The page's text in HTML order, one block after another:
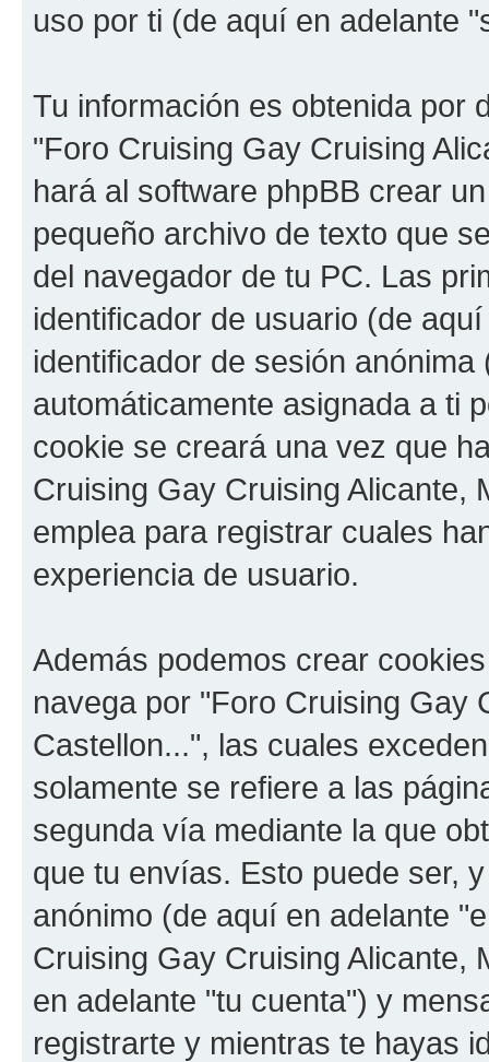
uso por ti (de aquí en adelante
Tu información es obtenida por
"Foro Cruising Gay Cruising
hará al software phpBB crear
pequeño archivo de texto que
del navegador de tu PC. Las
identificador de usuario (de
identificador de sesión
automáticamente asignada a ti
cookie se creará una vez que
Cruising Gay Cruising Alicante,
emplea para registrar cuales
experiencia de usuario.
Además podemos crear
navega por "Foro Cruising Gay
Castellon...", las cuales
solamente se refiere a las
segunda vía mediante la que
que tu envías. Esto puede ser,
anónimo (de aquí en adelante
Cruising Gay Cruising Alicante,
en adelante "tu cuenta") y
registrarte y mientras te hayas